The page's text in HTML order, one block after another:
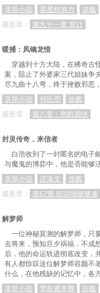
灵异小说
星星想努力
连载
最新章：
第九十一章 算计
暖捕：凤镝龙惜
穿越到十方大陆，在稀奇古
案，阻止了外婆家三代姐妹争
尽九曲十八弯，终于挫败邪恶
灵异小说
何氏币
连载
最新章：
第八章：危机四伏
封灵传奇，来信者
白浩收到了一封匿名的电子
与魔鬼的博弈中，他是否能够
灵异小说
庄洛文
连载
最新章：
第57章 轮回地狱使者
解梦师
一位神秘莫测的解梦师，只
去将来，预知旦夕祸福，不成
后，他的命运轨迹彻底改变，
有人都惊叹这位解梦师容颜不
什么，在他残缺的记忆中，各
灵异小说
堂前雁本尊 连载